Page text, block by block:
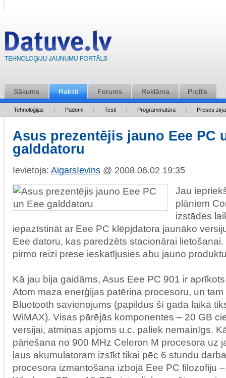
Sākums Raksti Forums Reklāma Profils
Tehnoloģijas Padomi Testi Programmatūra Preses
Asus prezentējis jauno Eee PC
galddatoru
Ievietoja: AigarsIevins @ 2008.06.02 19:35
Jau
plāniem
izstādes
iepazīstināt ar Eee PC klēpjdatora jaunāko
Eee datoru, kas paredzēts stacionārai
pirmo reizi prese ieskatījusies abu jauno
Kā jau bija gaidāms, Asus Eee PC 901 ir
Atom maza enerģijas patēriņa procesoru, un
Bluetooth savienojums (papildus šī gada laikā
WiMAX). Visas pārējās komponentes – 20 GB
versijai, atmiņas apjoms u.c. paliek nemainīgs.
pāriešana no 900 MHz Celeron M procesora uz
ļaus akumulatoram izsīkt tikai pēc 6 stundu
procesora izmantošana izbojā Eee PC filozofiju